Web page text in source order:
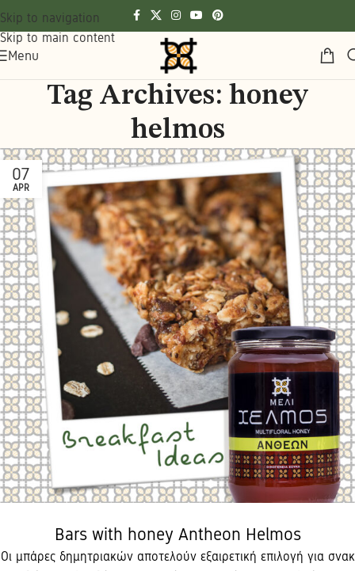
Skip to navigation
Skip to main content
Menu
Tag Archives: honey
helmos
07
APR
Bars with honey Antheon Helmos
Οι μπάρες δημητριακών αποτελούν εξαιρετική επιλογή για σνακ